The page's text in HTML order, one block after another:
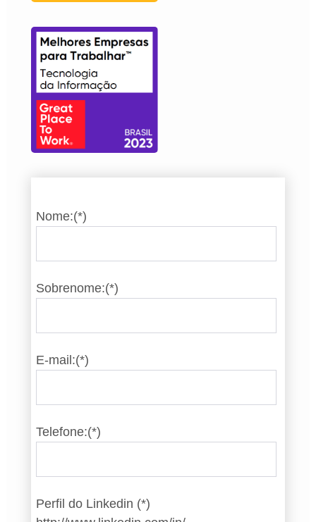
Nome:(*)
Sobrenome:(*)
E-mail:(*)
Telefone:(*)
Perfil do Linkedin (*)